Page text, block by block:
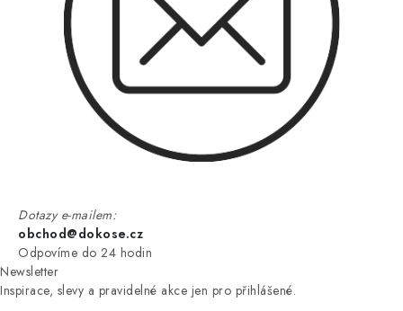
Dotazy e-mailem:
obchod@dokose.cz
Odpovíme do 24 hodin
Newsletter
Inspirace, slevy a pravidelné akce jen pro přihlášené.